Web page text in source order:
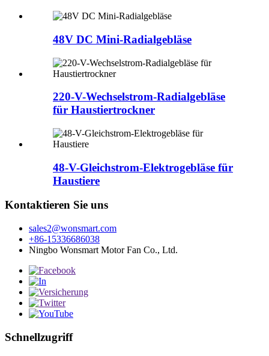
48V DC Mini-Radialgebläse
220-V-Wechselstrom-Radialgebläse
für Haustiertrockner
48-V-Gleichstrom-Elektrogebläse für
Haustiere
Kontaktieren Sie uns
sales2@wonsmart.com
+86-15336686038
Ningbo Wonsmart Motor Fan Co., Ltd.
Schnellzugriff